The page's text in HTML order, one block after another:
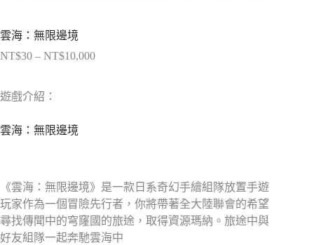
雲海：無限邊境
NT$30 – NT$10,000價
遊戲介紹：
雲海：無限邊境
《雲海：無限邊境》是一款日系奇幻手繪組隊放置手遊
玩家作為一個冒險先行者，你將帶著全大陸聯會的希望
尋找傳聞中的穹窿國的旅途，取得資源瑪納。旅途中與
好友組隊一起奔馳雲海中